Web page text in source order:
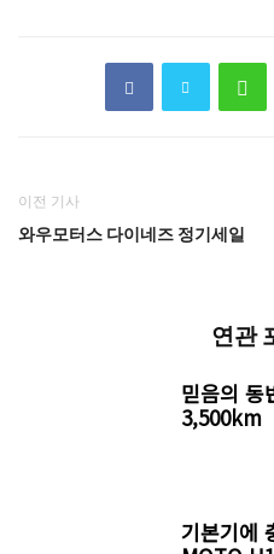
이전 기사
와우모터스 다이네즈 정기세일
연관
믿음의 동
3,500km
기본기에